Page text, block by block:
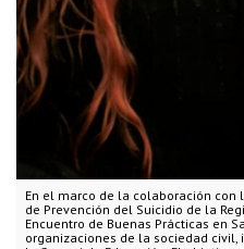
En el marco de la colaboración con
de Prevención del Suicidio de la
Encuentro de Buenas Prácticas en
organizaciones de la sociedad